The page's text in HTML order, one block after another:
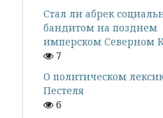
Стал ли абрек
бандитом на позднем
имперском Северном
7
О политическом
Пестеля
6